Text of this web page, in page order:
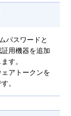
パスワードと
用機器を追加
す。
アトークンを
。